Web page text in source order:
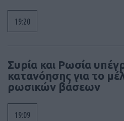
19:20
Συρία και Ρωσία
κατανόησης για το
ρωσικών βάσεων
19:09